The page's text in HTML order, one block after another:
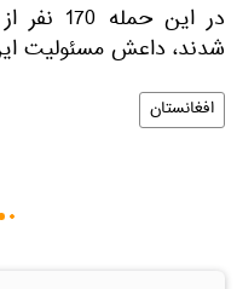
شدند، داعش مسئولیت
افغانستان